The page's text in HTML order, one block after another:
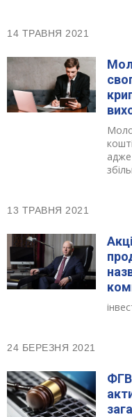
14 ТРАВНЯ 2021
13 ТРАВНЯ 2021
24 БЕРЕЗНЯ 2021